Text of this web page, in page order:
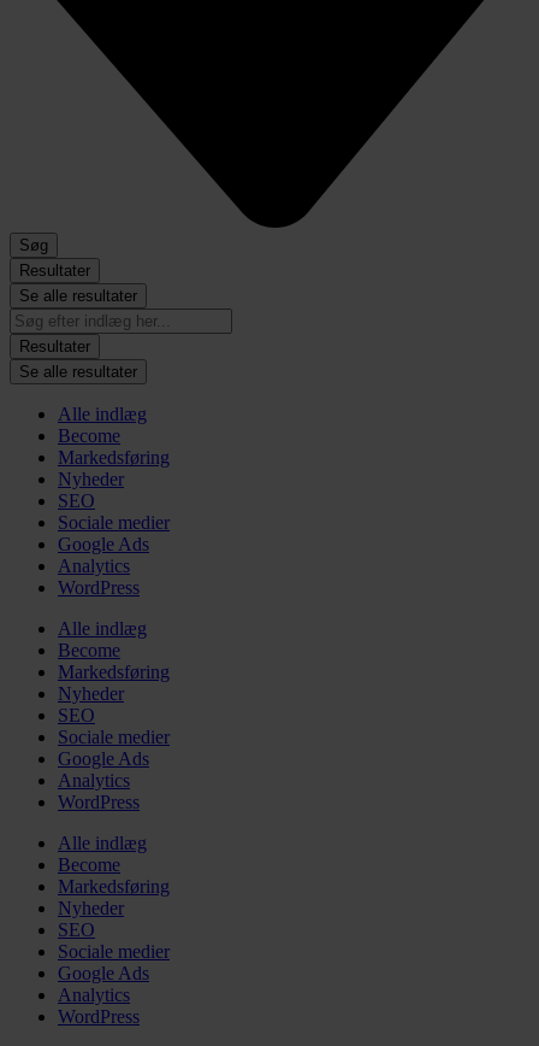
Søg
Resultater
Se alle resultater
Search
...Resultater
Se alle resultater
Alle indlæg
Become
Markedsføring
Nyheder
SEO
Sociale medier
Google Ads
Analytics
WordPress
Alle indlæg
Become
Markedsføring
Nyheder
SEO
Sociale medier
Google Ads
Analytics
WordPress
Alle indlæg
Become
Markedsføring
Nyheder
SEO
Sociale medier
Google Ads
Analytics
WordPress